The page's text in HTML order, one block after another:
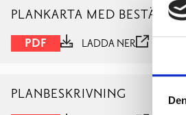
PLANKARTA MED
PDF LADDA NER
PLANBESKRIVNING